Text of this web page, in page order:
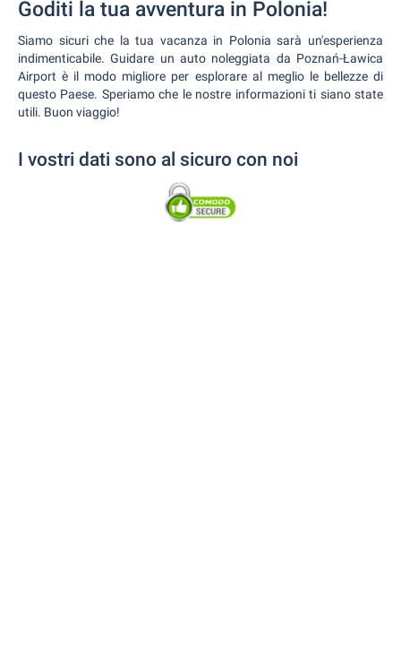
Goditi la tua avventura in Polonia!
Siamo sicuri che la tua vacanza in Polonia sarà un'esperienza
indimenticabile. Guidare un auto noleggiata da Poznań-Ławica
Airport è il modo migliore per esplorare al meglio le bellezze di
questo Paese. Speriamo che le nostre informazioni ti siano state
utili. Buon viaggio!
I vostri dati sono al sicuro con noi